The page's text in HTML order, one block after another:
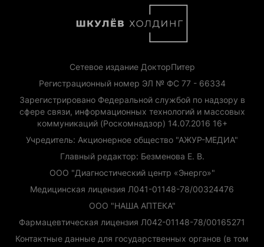
Сетевое издание ДокторПитер
Регистрационный номер ЭЛ № ФС 77 - 66334
Зарегистрировано Федеральной службой по надзору в
сфере связи, информационных технологий и массовых
коммуникаций (Роскомнадзор) 14.07.2016 16+
Учредитель: Акционерное общество "АЖУР-МЕДИА"
Главный редактор: Безменова Е. В.
ООО "Диагностический центр «Энерго»"
Медицинская лицензия Л041-01148-78/00324476
ООО "НАША АПТЕКА"
Фармацевтическая лицензия Л042-01148-78/00165271
Контактные данные для государственных органов (в том